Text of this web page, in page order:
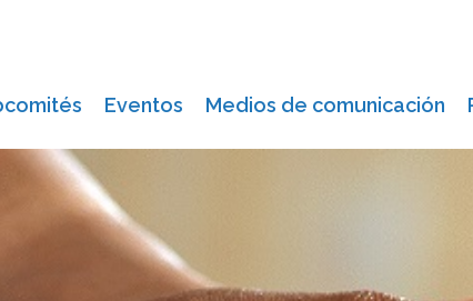
Eventos Medios de comunicación